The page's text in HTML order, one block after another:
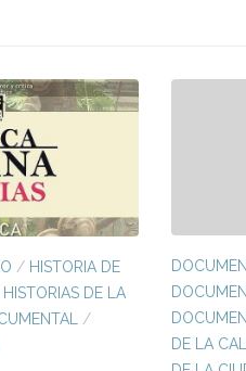
/ HISTORIA DE
HISTORIAS DE LA
/
DE LA